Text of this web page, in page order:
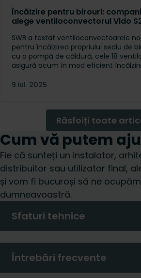
Încălzire pentru birouri:
alege ventiloconvectorul Vido
SWB a testat ventiloconvectoarele
pentru încălzirea propriului sediu de
cu o pompă de căldură, cele 18
asigură acum în mod eficient
oferind confort termic ambiental pe
9 iul. 2025
Răsfoiți toate
Cum vă putem
Fie că sunteți un instalator,
distribuitor sau utilizator final,
și vom fi bucuroși să ne
dumneavoastră.
Sfaturi tehnice
Întrebări frecvente